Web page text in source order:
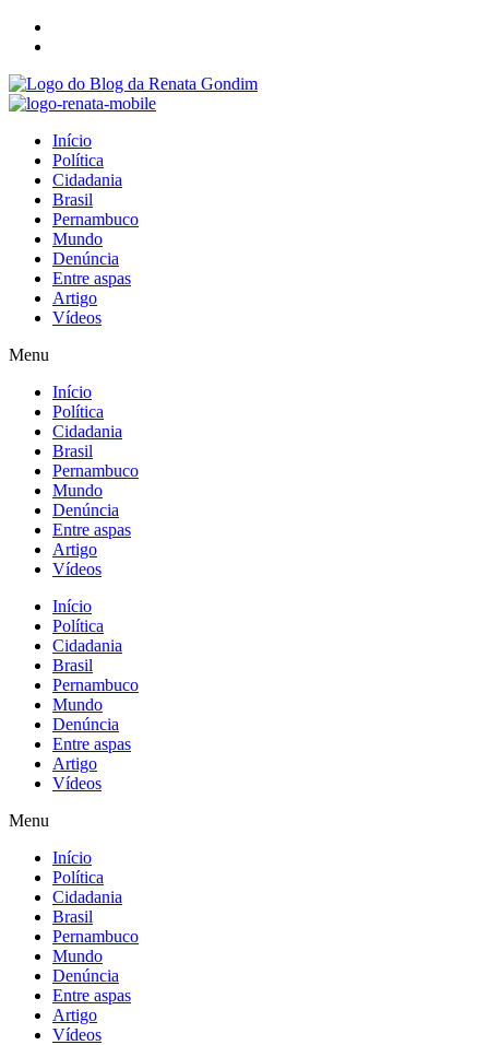
Início
Política
Cidadania
Brasil
Pernambuco
Mundo
Denúncia
Entre aspas
Artigo
Vídeos
Menu
Início
Política
Cidadania
Brasil
Pernambuco
Mundo
Denúncia
Entre aspas
Artigo
Vídeos
Início
Política
Cidadania
Brasil
Pernambuco
Mundo
Denúncia
Entre aspas
Artigo
Vídeos
Menu
Início
Política
Cidadania
Brasil
Pernambuco
Mundo
Denúncia
Entre aspas
Artigo
Vídeos